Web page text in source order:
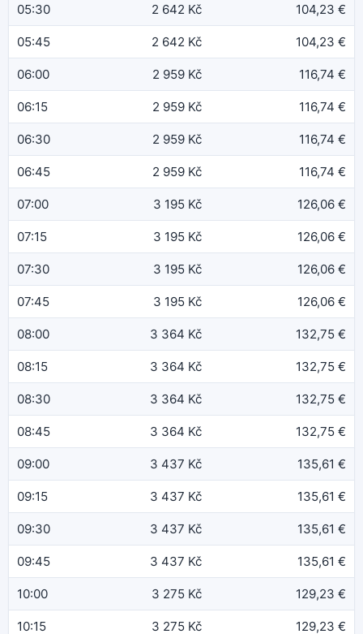
05:30 2 642 Kč 104,23 €
05:45 2 642 Kč 104,23 €
06:00 2 959 Kč 116,74 €
06:15 2 959 Kč 116,74 €
06:30 2 959 Kč 116,74 €
06:45 2 959 Kč 116,74 €
07:00 3 195 Kč 126,06 €
07:15 3 195 Kč 126,06 €
07:30 3 195 Kč 126,06 €
07:45 3 195 Kč 126,06 €
08:00 3 364 Kč 132,75 €
08:15 3 364 Kč 132,75 €
08:30 3 364 Kč 132,75 €
08:45 3 364 Kč 132,75 €
09:00 3 437 Kč 135,61 €
09:15 3 437 Kč 135,61 €
09:30 3 437 Kč 135,61 €
09:45 3 437 Kč 135,61 €
10:00 3 275 Kč 129,23 €
10:15 3 275 Kč 129,23 €